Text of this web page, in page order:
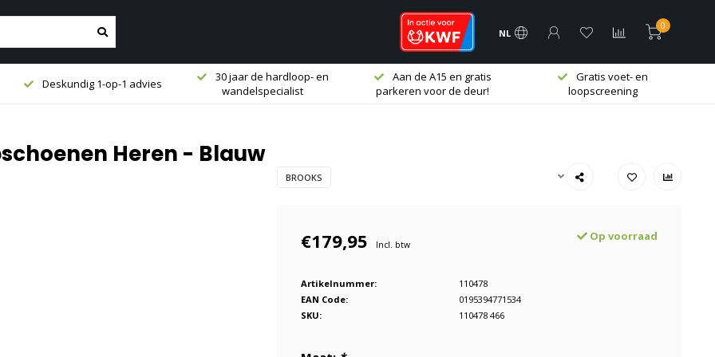
NL
0
Deskundig 1-op-1 advies
30 jaar de hardloop- en
wandelspecialist
Aan de A15 en gratis
parkeren voor de deur!
Gratis voet- en
loopscreening
Heren - Blauw
BROOKS
€179,95 Incl. btw
Op voorraad
Artikelnummer:
110478
EAN Code:
0195394771534
SKU:
110478 466